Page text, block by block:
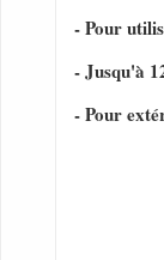
- Pour
- Jusqu'à
- Pour